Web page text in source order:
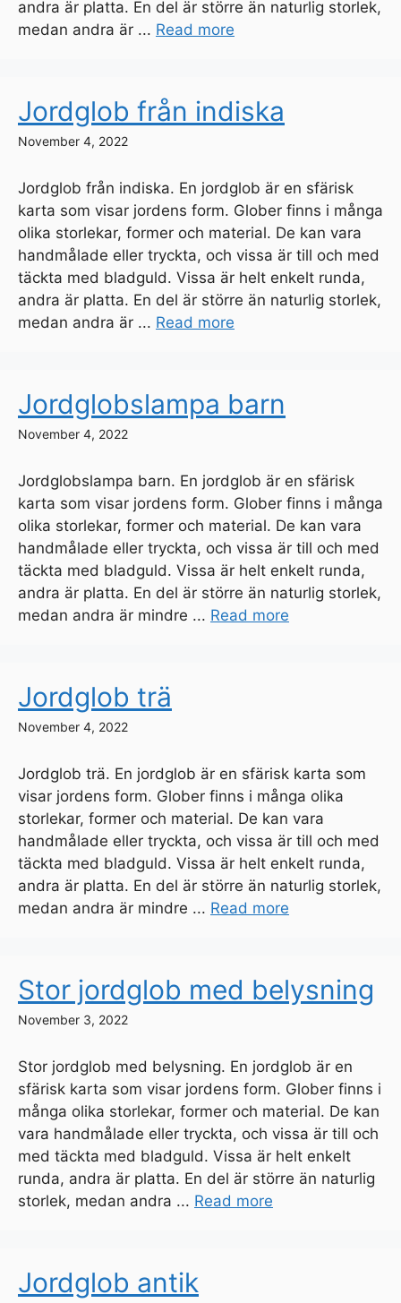
andra är platta. En del är större än naturlig storlek,
medan andra är ... Read more
Jordglob från indiska
November 4, 2022
Jordglob från indiska. En jordglob är en sfärisk
karta som visar jordens form. Glober finns i många
olika storlekar, former och material. De kan vara
handmålade eller tryckta, och vissa är till och med
täckta med bladguld. Vissa är helt enkelt runda,
andra är platta. En del är större än naturlig storlek,
medan andra är ... Read more
Jordglobslampa barn
November 4, 2022
Jordglobslampa barn. En jordglob är en sfärisk
karta som visar jordens form. Glober finns i många
olika storlekar, former och material. De kan vara
handmålade eller tryckta, och vissa är till och med
täckta med bladguld. Vissa är helt enkelt runda,
andra är platta. En del är större än naturlig storlek,
medan andra är mindre ... Read more
Jordglob trä
November 4, 2022
Jordglob trä. En jordglob är en sfärisk karta som
visar jordens form. Glober finns i många olika
storlekar, former och material. De kan vara
handmålade eller tryckta, och vissa är till och med
täckta med bladguld. Vissa är helt enkelt runda,
andra är platta. En del är större än naturlig storlek,
medan andra är mindre ... Read more
Stor jordglob med belysning
November 3, 2022
Stor jordglob med belysning. En jordglob är en
sfärisk karta som visar jordens form. Glober finns i
många olika storlekar, former och material. De kan
vara handmålade eller tryckta, och vissa är till och
med täckta med bladguld. Vissa är helt enkelt
runda, andra är platta. En del är större än naturlig
storlek, medan andra ... Read more
Jordglob antik